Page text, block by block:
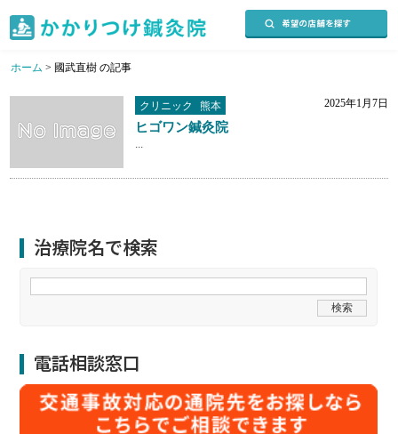
ホーム > 國武直樹 の記事
クリニック 熊本 2025年1月7日
ヒゴワン鍼灸院
...
治療院名で検索
電話相談窓口